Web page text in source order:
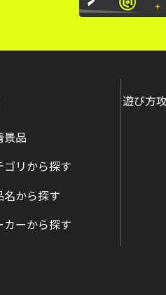
景品
ゴリから探す
名から探す
カーから探す
遊び方